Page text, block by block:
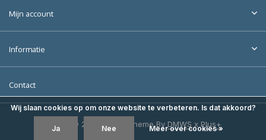
Mijn account
Informatie
Contact
© 2026 VMP - Theme By DMWS x Plus+
Wij slaan cookies op om onze website te verbeteren. Is dat akkoord?
Ja Nee Meer over cookies »